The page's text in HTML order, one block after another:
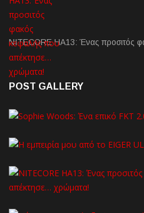
NITECORE HA13: Ένας προσιτός
POST GALLERY